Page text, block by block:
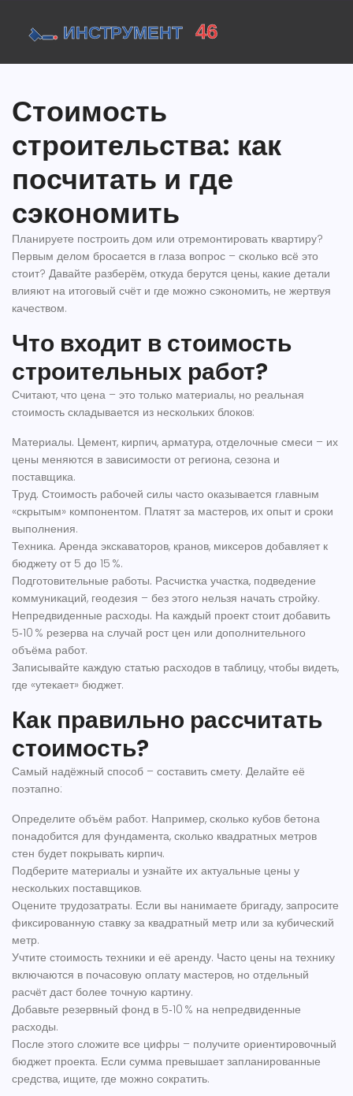
Стоимость
строительства: как
посчитать и где
сэкономить
Планируете построить дом или отремонтировать квартиру?
Первым делом бросается в глаза вопрос – сколько всё это
стоит? Давайте разберём, откуда берутся цены, какие детали
влияют на итоговый счёт и где можно сэкономить, не жертвуя
качеством.
Что входит в стоимость
строительных работ?
Считают, что цена – это только материалы, но реальная
стоимость складывается из нескольких блоков:
Материалы. Цемент, кирпич, арматура, отделочные смеси – их
цены меняются в зависимости от региона, сезона и
поставщика.
Труд. Стоимость рабочей силы часто оказывается главным
«скрытым» компонентом. Платят за мастеров, их опыт и сроки
выполнения.
Техника. Аренда экскаваторов, кранов, миксеров добавляет к
бюджету от 5 до 15 %.
Подготовительные работы. Расчистка участка, подведение
коммуникаций, геодезия – без этого нельзя начать стройку.
Непредвиденные расходы. На каждый проект стоит добавить
5‑10 % резерва на случай рост цен или дополнительного
объёма работ.
Записывайте каждую статью расходов в таблицу, чтобы видеть,
где «утекает» бюджет.
Как правильно рассчитать
стоимость?
Самый надёжный способ – составить смету. Делайте её
поэтапно:
Определите объём работ. Например, сколько кубов бетона
понадобится для фундамента, сколько квадратных метров
стен будет покрывать кирпич.
Подберите материалы и узнайте их актуальные цены у
нескольких поставщиков.
Оцените трудозатраты. Если вы нанимаете бригаду, запросите
фиксированную ставку за квадратный метр или за кубический
метр.
Учтите стоимость техники и её аренду. Часто цены на технику
включаются в почасовую оплату мастеров, но отдельный
расчёт даст более точную картину.
Добавьте резервный фонд в 5‑10 % на непредвиденные
расходы.
После этого сложите все цифры – получите ориентировочный
бюджет проекта. Если сумма превышает запланированные
средства, ищите, где можно сократить.